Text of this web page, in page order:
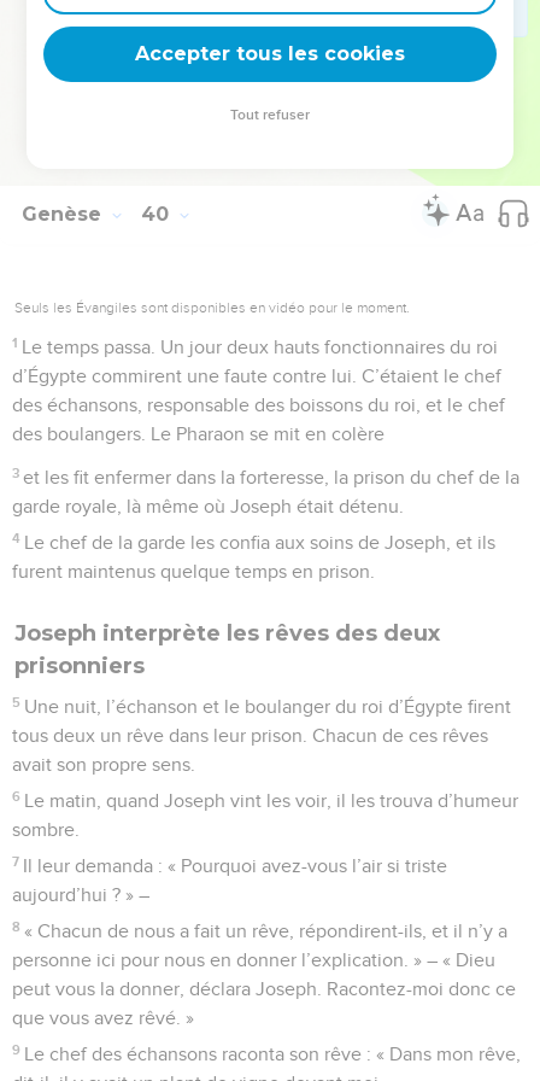
confié, parce que le Seigneur était avec Joseph et faisait
réussir tout ce qu’il entreprenait.
© Société biblique française – Bibli’O, 1997, avec autorisation. Pour vous procurer
Genèse 40
Seuls les Évangiles sont disponibles en vidéo pour le moment.
1 Le temps passa. Un jour deux hauts fonctionnaires du roi
d’Égypte commirent une faute contre lui. C’étaient le chef
des échansons, responsable des boissons du roi, et le chef
des boulangers. Le Pharaon se mit en colère
3 et les fit enfermer dans la forteresse, la prison du chef de la
garde royale, là même où Joseph était détenu.
4 Le chef de la garde les confia aux soins de Joseph, et ils
furent maintenus quelque temps en prison.
Joseph interprète les rêves des deux
prisonniers
5 Une nuit, l’échanson et le boulanger du roi d’Égypte firent
tous deux un rêve dans leur prison. Chacun de ces rêves
avait son propre sens.
6 Le matin, quand Joseph vint les voir, il les trouva d’humeur
sombre.
7 Il leur demanda : « Pourquoi avez-vous l’air si triste
aujourd’hui ? » –
8 « Chacun de nous a fait un rêve, répondirent-ils, et il n’y a
personne ici pour nous en donner l’explication. » – « Dieu
peut vous la donner, déclara Joseph. Racontez-moi donc ce
que vous avez rêvé. »
9 Le chef des échansons raconta son rêve : « Dans mon rêve,
Accepter tous les cookies
Tout refuser